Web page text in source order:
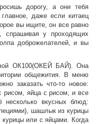
дорогу, а они тебя
даже если китаец
вы ищите, он все равно
спрашивая у проходящих
доброжелателей, и вы
ОК100(ОКЕЙ БАЙ). Она
общежития. В меню
заказать что-то новое:
рисом, яйца с рисом, и все
вкусных блюд:
шашлык из курицы
или с яйцами. Когда